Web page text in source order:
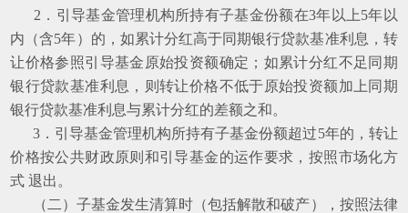
2．引导基金管理机构所持有子基金份额在3年以上5年以
内（含5年）的，如累计分红高于同期银行贷款基准利息，转
让价格参照引导基金原始投资额确定；如累计分红不足同期
银行贷款基准利息，则转让价格不低于原始投资额加上同期
银行贷款基准利息与累计分红的差额之和。
3．引导基金管理机构所持有子基金份额超过5年的，转让
价格按公共财政原则和引导基金的运作要求，按照市场化方
式 退出。
（二）子基金发生清算时（包括解散和破产），按照法律